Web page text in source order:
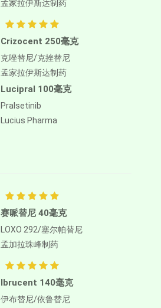
孟家拉伊斯达制药
Crizocent 250毫克
克唑替尼/克挫替尼
孟家拉伊斯达制药
Lucipral 100毫克
Pralsetinib
Lucius Pharma
赛哌替尼 40毫克
LOXO 292/塞尔帕替尼
孟加拉珠峰制药
Ibrucent 140毫克
伊布替尼/依鲁替尼